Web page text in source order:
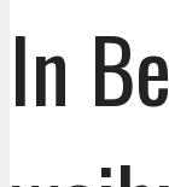
In